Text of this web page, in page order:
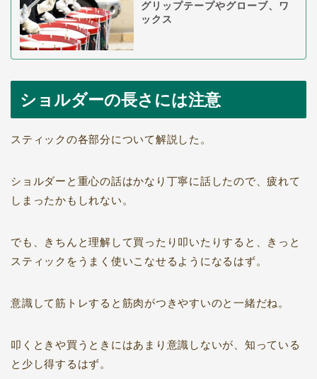
グリップテープやグローブ、ワ
ックス
ショルダーの長さには注意
スティックの各部分について解説した。
ショルダーと重心の話はかなり丁寧に話したので、疲れて
しまったかもしれない。
でも、きちんと理解して買ったり叩いたりすると、きっと
スティックをうまく使いこなせるようになるはず。
意識して筋トレすると筋肉がつきやすいのと一緒だね。
叩くときや買うときにはあまり意識しないが、知っている
と少し得するはず。